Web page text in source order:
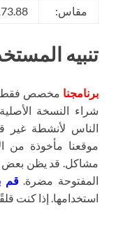
مقاس:
173.88
تنبيه
برنامجنا مخصص فقط
شراء النسخة
الناس لأنشطة غير
موقعنا مأخوذة من
مشاكل. قد يظن بعض
المفتوحة مضرة.قم
استخدامها. إذا كنت